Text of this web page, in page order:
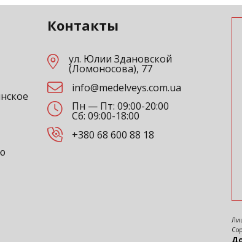
Контакты
ул. Юлии Здановской
(Ломоносова), 77
info@medelveys.com.ua
Пн — Пт: 09:00-20:00
Сб: 09:00-18:00
+380 68 600 88 18